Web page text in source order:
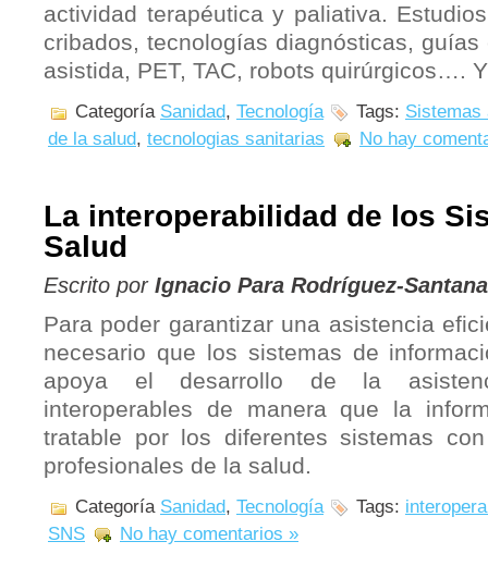
actividad terapéutica y paliativa.
cribados, tecnologías diagnósticas,
asistida, PET, TAC, robots quirúrgicos….
Categoría Sanidad, Tecnología Tags: Sistemas
de la salud, tecnologias sanitarias No hay
La interoperabilidad de los
Salud
Escrito por Ignacio Para Rodríguez-Santana
Para poder garantizar una asistencia
necesario que los sistemas de
apoya el desarrollo de la
interoperables de manera que la
tratable por los diferentes sistemas
profesionales de la salud.
Categoría Sanidad, Tecnología Tags:
SNS
No hay comentarios »